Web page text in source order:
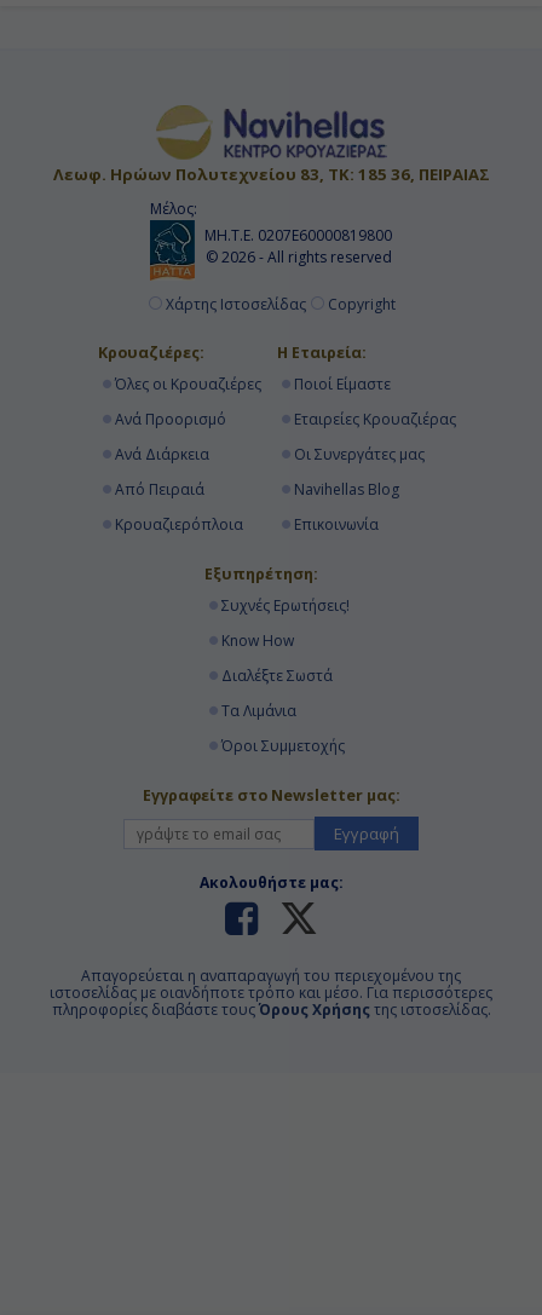
Ημέρα 15η
Λεωφ. Ηρώων Πολυτεχνείου 83, ΤΚ: 185 36, ΠΕΙΡΑΙΑΣ
Μέλος:
ΜΗ.Τ.Ε. 0207Ε60000819800
© 2026 - All rights reserved
Χάρτης Ιστοσελίδας Copyright
Κρουαζιέρες:
Όλες οι Κρουαζιέρες
Ανά Προορισμό
Ανά Διάρκεια
Από Πειραιά
Κρουαζιερόπλοια
Η Εταιρεία:
Ποιοί Είμαστε
Εταιρείες Κρουαζιέρας
Οι Συνεργάτες μας
Navihellas Blog
Επικοινωνία
Εξυπηρέτηση:
Συχνές Ερωτήσεις!
Know How
Διαλέξτε Σωστά
Τα Λιμάνια
Όροι Συμμετοχής
Εγγραφείτε στο Newsletter μας:
Εγγραφή
Ακολουθήστε μας:
Απαγορεύεται η αναπαραγωγή του περιεχομένου της
ιστοσελίδας με οιανδήποτε τρόπο και μέσο. Για περισσότερες
πληροφορίες διαβάστε τουςΌρους Χρήσης της ιστοσελίδας.